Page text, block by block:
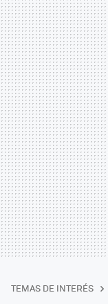
TEMAS DE INTERÉS